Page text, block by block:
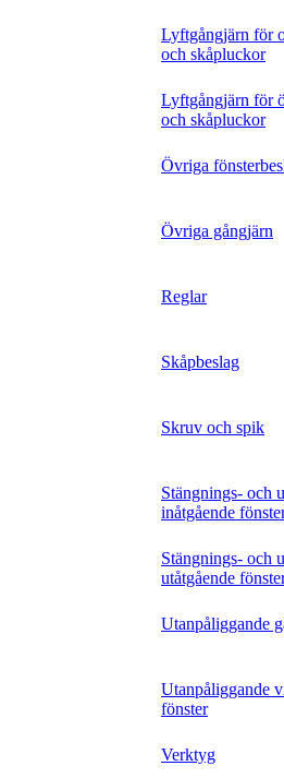
Lyftgångjärn för
och skåpluckor
Lyftgångjärn för
och skåpluckor
Övriga
Övriga gångjärn
Reglar
Skåpbeslag
Skruv och spik
Stängnings- och
inåtgående
Stängnings- och
utåtgående
Utanpåliggande
Utanpåliggande
fönster
Verktyg